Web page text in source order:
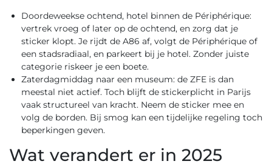
Doordeweekse ochtend, hotel binnen de Périphérique:
vertrek vroeg of later op de ochtend, en zorg dat je
sticker klopt. Je rijdt de A86 af, volgt de Périphérique of
een stadsradiaal, en parkeert bij je hotel. Zonder juiste
categorie riskeer je een boete.
Zaterdagmiddag naar een museum: de ZFE is dan
meestal niet actief. Toch blijft de stickerplicht in Parijs
vaak structureel van kracht. Neem de sticker mee en
volg de borden. Bij smog kan een tijdelijke regeling toch
beperkingen geven.
Wat verandert er in 2025